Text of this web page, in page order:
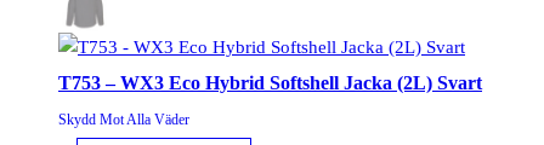
T753 – WX3 Eco Hybrid Softshell Jacka (2L) Svart
Skydd Mot Alla Väder